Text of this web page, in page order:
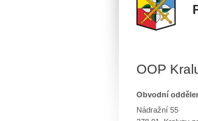
OOP
Obvodní
Nádražní 55